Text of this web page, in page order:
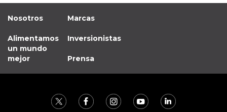
Nosotros
Alimentamos
un mundo
mejor
Marcas
Inversionistas
Prensa